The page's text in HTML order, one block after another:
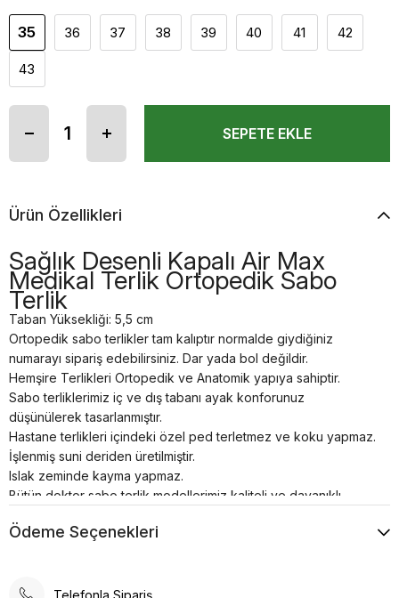
35 36 37 38 39 40 41 42
43
Ürün Özellikleri
Sağlık Desenli Kapalı Air Max
Medikal Terlik Ortopedik Sabo
Terlik
Taban Yüksekliği: 5,5 cm
Ortopedik sabo terlikler tam kalıptır normalde giydiğiniz
numarayı sipariş edebilirsiniz. Dar yada bol değildir.
Hemşire Terlikleri Ortopedik ve Anatomik yapıya sahiptir.
Sabo terliklerimiz iç ve dış tabanı ayak konforunuz
düşünülerek tasarlanmıştır.
Hastane terlikleri içindeki özel ped terletmez ve koku yapmaz.
İşlenmiş suni deriden üretilmiştir.
Islak zeminde kayma yapmaz.
Bütün doktor sabo terlik modellerimiz kaliteli ve dayanıklı
Tam anatomik sabo terlik temizliği nemli bir bez yardımı ile
evde, günlük yaşamın her alanında kullanılabilir.
Ödeme Seçenekleri
Telefonla Sipariş